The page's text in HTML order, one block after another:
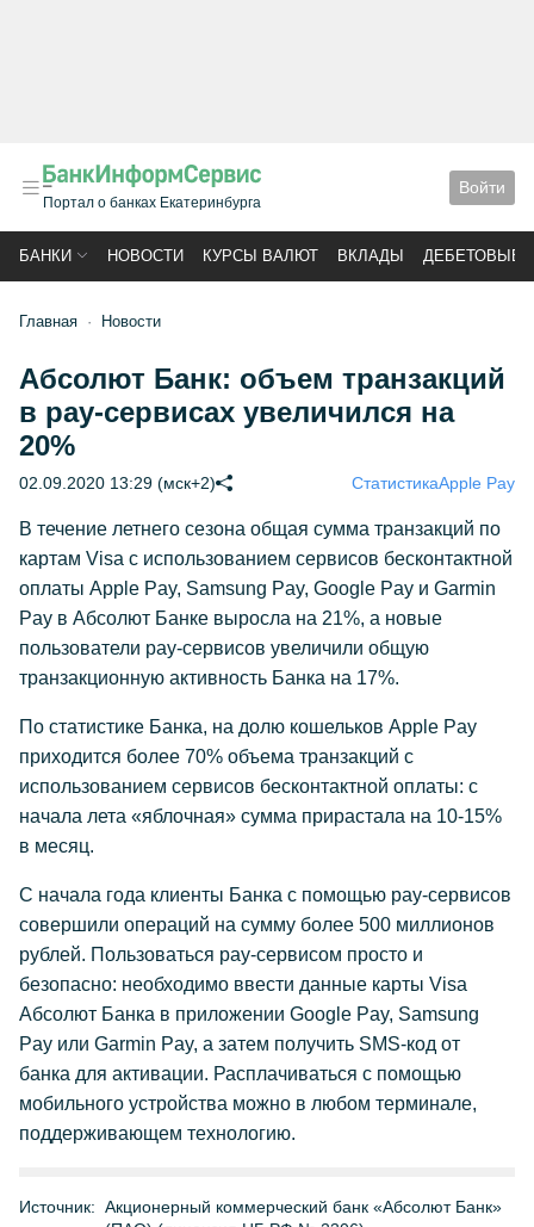
Портал о банках Екатеринбурга
Войти
БАНКИ НОВОСТИ КУРСЫ ВАЛЮТ ВКЛАДЫ ДЕБЕТОВЫЕ
Главная Новости
Абсолют Банк: объем транзакций
в pay-сервисах увеличился на
20%
02.09.2020 13:29 (мск+2) СтатистикаApple Pay
В течение летнего сезона общая сумма транзакций по
картам Visa с использованием сервисов бесконтактной
оплаты Apple Pay, Samsung Pay, Google Pay и Garmin
Pay в Абсолют Банке выросла на 21%, а новые
пользователи pay-сервисов увеличили общую
транзакционную активность Банка на 17%.
По статистике Банка, на долю кошельков Apple Pay
приходится более 70% объема транзакций с
использованием сервисов бесконтактной оплаты: с
начала лета «яблочная» сумма прирастала на 10-15%
в месяц.
С начала года клиенты Банка с помощью pay-сервисов
совершили операций на сумму более 500 миллионов
рублей. Пользоваться pay-сервисом просто и
безопасно: необходимо ввести данные карты Visa
Абсолют Банка в приложении Google Pay, Samsung
Pay или Garmin Pay, а затем получить SMS-код от
банка для активации. Расплачиваться с помощью
мобильного устройства можно в любом терминале,
поддерживающем технологию.
Источник: Акционерный коммерческий банк «Абсолют Банк»